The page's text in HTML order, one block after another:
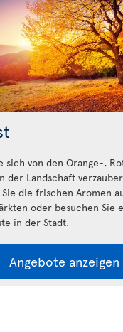
sich von den Orange-,
der Landschaft
die frischen Aromen
oder besuchen Sie
in der Stadt.
Angebote anzeigen